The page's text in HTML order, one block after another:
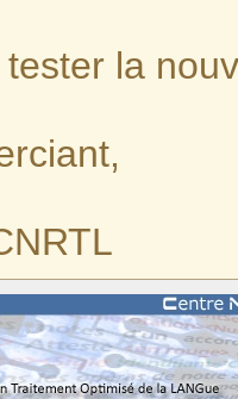
tester la